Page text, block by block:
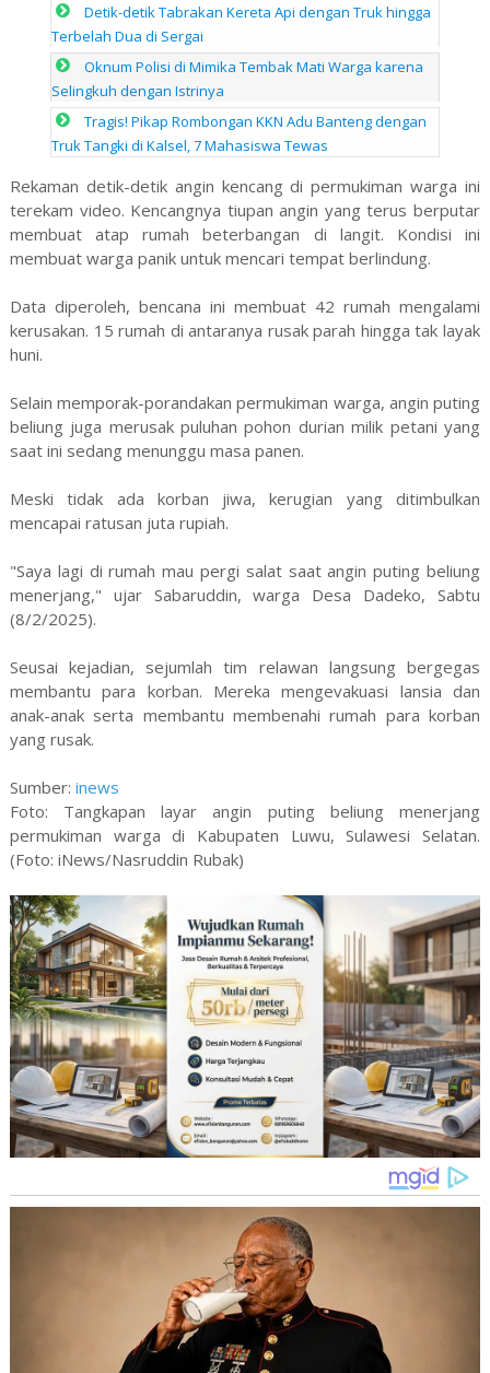
Detik-detik Tabrakan Kereta Api dengan Truk hingga
Terbelah Dua di Sergai
Oknum Polisi di Mimika Tembak Mati Warga karena
Selingkuh dengan Istrinya
Tragis! Pikap Rombongan KKN Adu Banteng dengan
Truk Tangki di Kalsel, 7 Mahasiswa Tewas
Rekaman detik-detik angin kencang di permukiman warga ini
terekam video. Kencangnya tiupan angin yang terus berputar
membuat atap rumah beterbangan di langit. Kondisi ini
membuat warga panik untuk mencari tempat berlindung.
Data diperoleh, bencana ini membuat 42 rumah mengalami
kerusakan. 15 rumah di antaranya rusak parah hingga tak layak
huni.
Selain memporak-porandakan permukiman warga, angin puting
beliung juga merusak puluhan pohon durian milik petani yang
saat ini sedang menunggu masa panen.
Meski tidak ada korban jiwa, kerugian yang ditimbulkan
mencapai ratusan juta rupiah.
"Saya lagi di rumah mau pergi salat saat angin puting beliung
menerjang," ujar Sabaruddin, warga Desa Dadeko, Sabtu
(8/2/2025).
Seusai kejadian, sejumlah tim relawan langsung bergegas
membantu para korban. Mereka mengevakuasi lansia dan
anak-anak serta membantu membenahi rumah para korban
yang rusak.
Sumber: inews
Foto: Tangkapan layar angin puting beliung menerjang
permukiman warga di Kabupaten Luwu, Sulawesi Selatan.
(Foto: iNews/Nasruddin Rubak)